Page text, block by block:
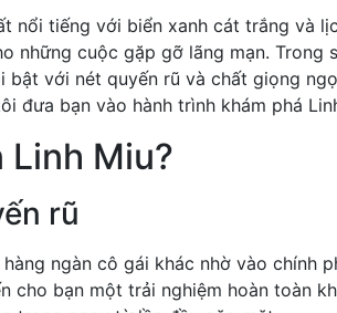
nổi tiếng với biển xanh cát trắng và
những cuộc gặp gỡ lãng mạn.
bật với nét quyến rũ và chất giọng
đưa bạn vào hành trình khám phá
Linh Miu?
rũ
ngàn cô gái khác nhờ vào chính
cho bạn một trải nghiệm hoàn toàn